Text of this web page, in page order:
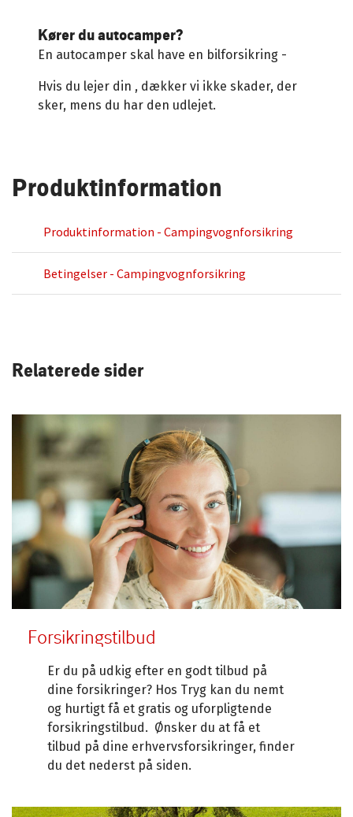
Kører du autocamper?
En autocamper skal have en bilforsikring -
Hvis du lejer din , dækker vi ikke skader, der
sker, mens du har den udlejet.
Produktinformation
Produktinformation - Campingvognforsikring
Betingelser - Campingvognforsikring
Relaterede sider
Forsikringstilbud
Er du på udkig efter en godt tilbud på
dine forsikringer? Hos Tryg kan du nemt
og hurtigt få et gratis og uforpligtende
forsikringstilbud. Ønsker du at få et
tilbud på dine erhvervsforsikringer, finder
du det nederst på siden.